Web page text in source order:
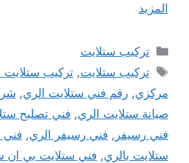
المزيد
التصنيفات
تركيب ستلايت
الوسوم
تركيب ستلايت,تركيب ستلايت
مركزي, رقم فني ستلايت الري,
صيانة ستلايت الري, فني تصليح
فني رسيفر , فني رسيفر الري, فني
ستلايت بالري, فني ستلايت بي ان